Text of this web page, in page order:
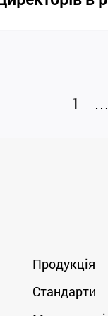
1 …
Продукція
Стандарти